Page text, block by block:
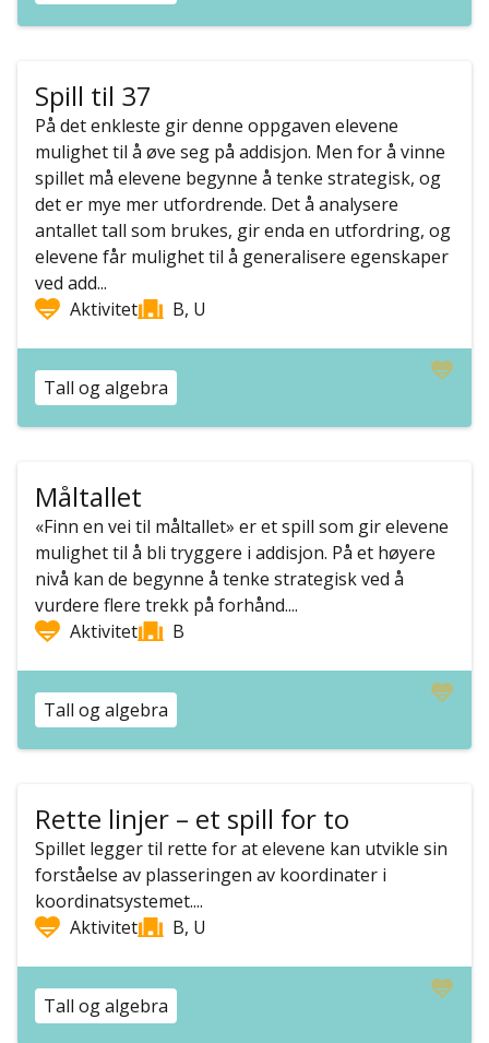
Spill til 37
På det enkleste gir denne oppgaven elevene
mulighet til å øve seg på addisjon. Men for å vinne
spillet må elevene begynne å tenke strategisk, og
det er mye mer utfordrende. Det å analysere
antallet tall som brukes, gir enda en utfordring, og
elevene får mulighet til å generalisere egenskaper
ved add...
Aktivitet
B, U
Tall og algebra
Måltallet
«Finn en vei til måltallet» er et spill som gir elevene
mulighet til å bli tryggere i addisjon. På et høyere
nivå kan de begynne å tenke strategisk ved å
vurdere flere trekk på forhånd....
Aktivitet
B
Tall og algebra
Rette linjer – et spill for to
Spillet legger til rette for at elevene kan utvikle sin
forståelse av plasseringen av koordinater i
koordinatsystemet....
Aktivitet
B, U
Tall og algebra